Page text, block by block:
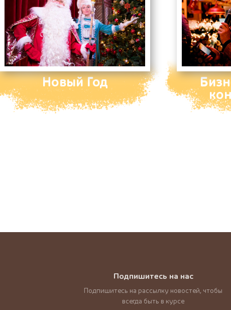
Новый Год
Подпишитесь на нас
Подпишитесь на рассылку новостей, чтобы
всегда быть в курсе